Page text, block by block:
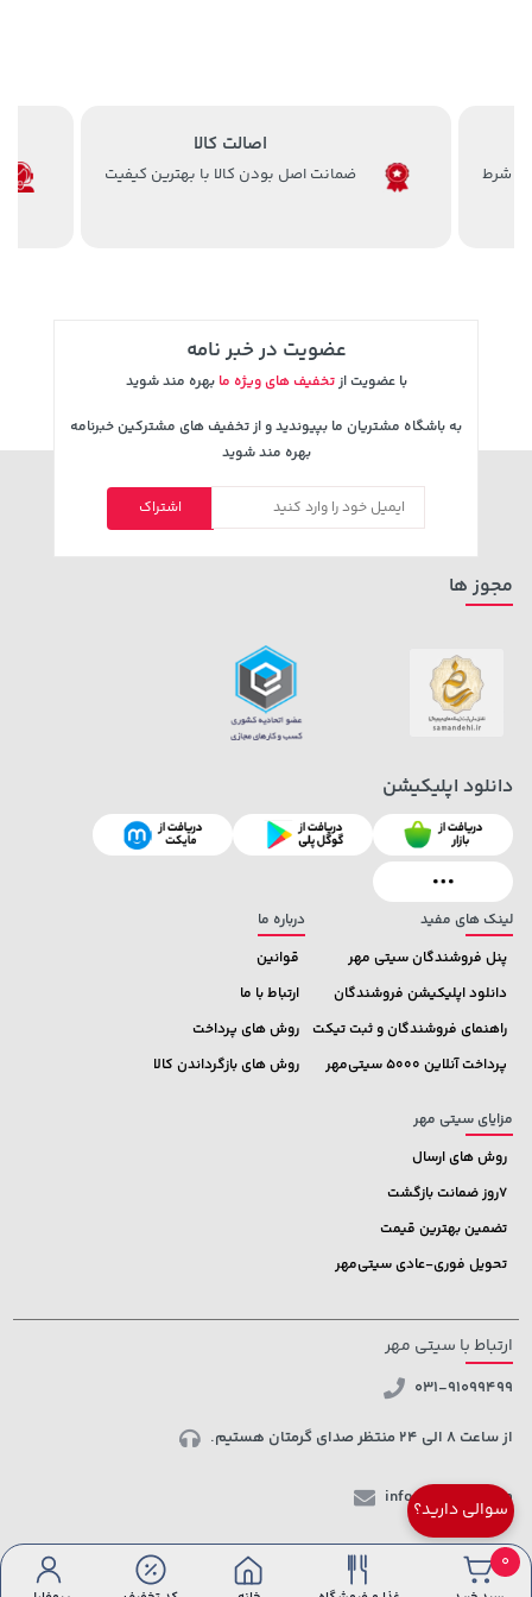
سوالی دارید؟
خرید 48,980,000 تومان
28,780,000 تومان خرید
2,679,000 تومان
3,820,000
اصالت کالا
ضمانت اصل بودن کالا با بهترین کیفیت
عضویت در خبر نامه
با عضویت ازتخفیف های ویژه ما بهره مند شوید
به باشگاه مشتریان ما بپیوندید و از تخفیف های مشترکین خبرنامه
بهره مند شوید
اشتراک
لینک های مفید
پنل فروشندگان سیتی مهر
دانلود اپلیکیشن فروشندگان
راهنمای فروشندگان و ثبت تیکت
پرداخت آنلاین 5000 سیتی‌مهر
درباره ما
قوانین
ارتباط با ما
روش های پرداخت
روش های بازگرداندن کالا
مزایای سیتی مهر
روش های ارسال
7روز ضمانت بازگشت
تضمین بهترین قیمت
تحویل فوری-عادی سیتی‌مهر
مجوز ها
دانلود اپلیکیشن
ارتباط با سیتی مهر
031-91099499
از ساعت 8 الی 24 منتظر صدای گرمتان هستیم.
info@ctmehr.com
شبکه های اجتماعی
0